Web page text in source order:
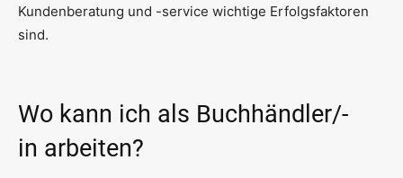
Kundenberatung und -service wichtige Erfolgsfaktoren
sind.
Wo kann ich als Buchhändler/-
in arbeiten?